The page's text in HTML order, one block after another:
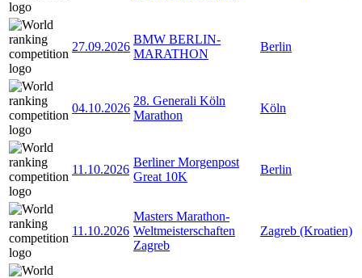
27.09.2026
BMW BERLIN-
MARATHON
Berlin
04.10.2026
28. Generali Köln
Marathon
Köln
11.10.2026
Berliner Morgenpost
Great 10K
Berlin
11.10.2026
Masters Marathon-
Weltmeisterschaften
Zagreb
Zagreb (Kroatien)